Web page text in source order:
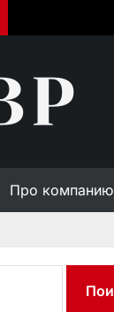
Про компанию